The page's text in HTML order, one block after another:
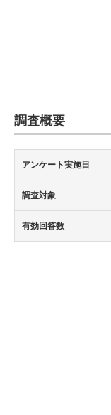
建設×テクノロジー
調査概要
アンケート実施日
調査対象
有効回答数